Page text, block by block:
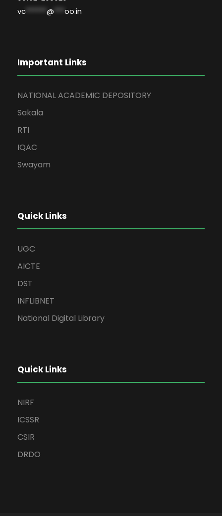
vc ****** @ *** oo.in
Important Links
NATIONAL ACADEMIC DEPOSITORY
Sakala
RTI
IQAC
Swayam
Quick Links
UGC
AICTE
DST
INFLIBNET
National Digital Library
Quick Links
NIRF
ICSSR
CSIR
DRDO